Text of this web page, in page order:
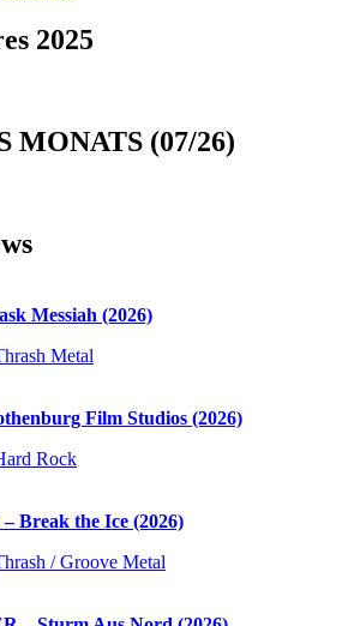
2025
MONATS (07/26)
Messiah (2026)
Metal
Film Studios (2026)
Rock
Break the Ice (2026)
/ Groove Metal